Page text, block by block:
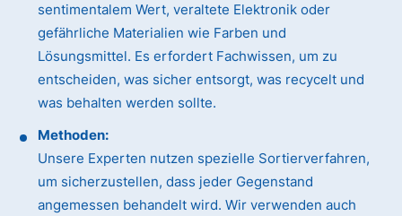
sentimentalem Wert, veraltete Elektronik oder
gefährliche Materialien wie Farben und
Lösungsmittel. Es erfordert Fachwissen, um zu
entscheiden, was sicher entsorgt, was recycelt und
was behalten werden sollte.
Methoden:
Unsere Experten nutzen spezielle Sortierverfahren,
um sicherzustellen, dass jeder Gegenstand
angemessen behandelt wird. Wir verwenden auch